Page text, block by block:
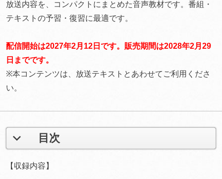
放送内容を、コンパクトにまとめた音声教材です。番組・
テキストの予習・復習に最適です。
配信開始は2027年2月12日です。販売期間は2028年2月29
日までです。
※本コンテンツは、放送テキストとあわせてご利用くださ
い。
目次
【収録内容】